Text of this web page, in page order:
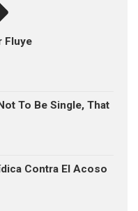
Fluye
To Be Single, That
Contra El Acoso